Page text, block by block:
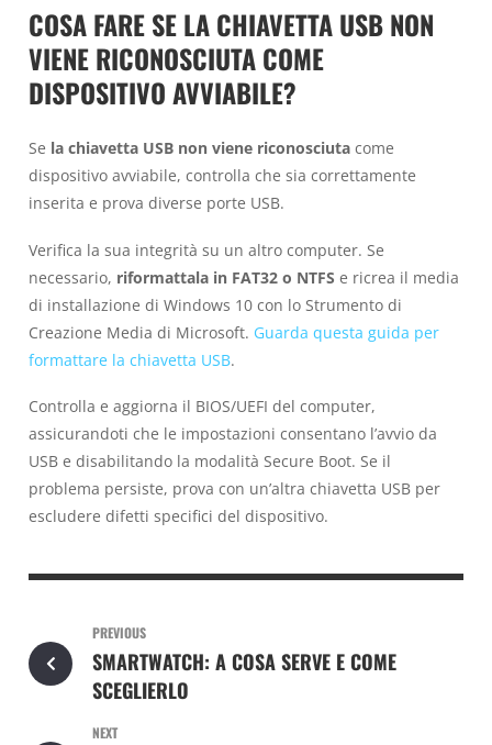
COSA FARE SE LA CHIAVETTA USB NON
VIENE RICONOSCIUTA COME
DISPOSITIVO AVVIABILE?
Se la chiavetta USB non viene riconosciuta come
dispositivo avviabile, controlla che sia correttamente
inserita e prova diverse porte USB.
Verifica la sua integrità su un altro computer. Se
necessario, riformattala in FAT32 o NTFS e ricrea il media
di installazione di Windows 10 con lo Strumento di
Creazione Media di Microsoft. Guarda questa guida per
formattare la chiavetta USB.
Controlla e aggiorna il BIOS/UEFI del computer,
assicurandoti che le impostazioni consentano l’avvio da
USB e disabilitando la modalità Secure Boot. Se il
problema persiste, prova con un’altra chiavetta USB per
escludere difetti specifici del dispositivo.
PREVIOUS
SMARTWATCH: A COSA SERVE E COME
SCEGLIERLO
NEXT